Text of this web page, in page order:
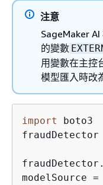
注意
SageMaker
的變數
用變數在主控
模型匯入時改
import
boto3
modelSource =